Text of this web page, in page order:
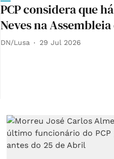
PCP considera que
Neves na
DN/Lusa 29 Jul 2026